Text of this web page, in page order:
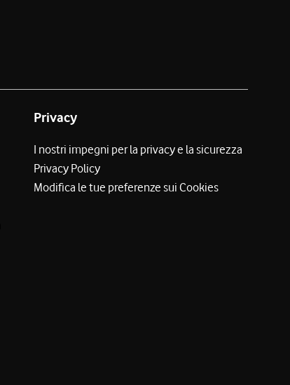
Privacy
I nostri impegni per la privacy e la sicurezza
Privacy Policy
Modifica le tue preferenze sui Cookies